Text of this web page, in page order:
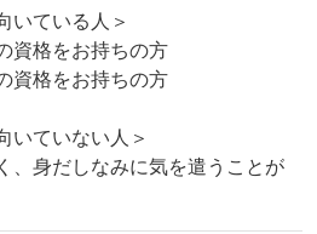
いている人＞
資格をお持ちの方
資格をお持ちの方
いていない人＞
、身だしなみに気を遣うことが